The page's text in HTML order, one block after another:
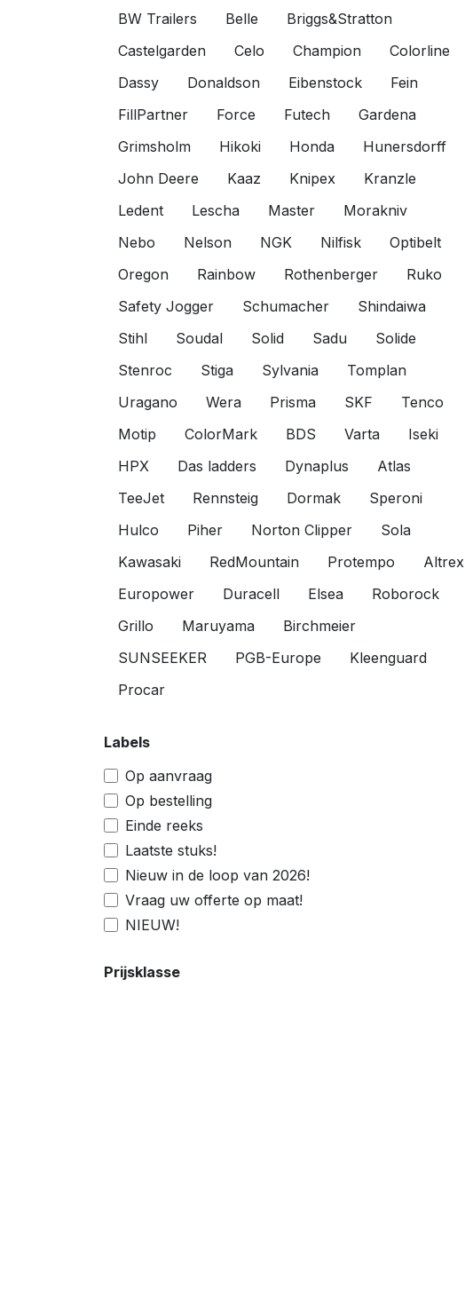
BW Trailers
Belle
Briggs&Stratton
Castelgarden
Celo Champion
Colorline
Dassy
Donaldson Eibenstock
Fein
FillPartner
Force Futech
Gardena
Grimsholm
Hikoki Honda
Hunersdorff
John Deere
Kaaz Knipex
Kranzle
Ledent
Lescha Master
Morakniv
Nebo
Nelson NGK Nilfisk
Optibelt
Oregon
Rainbow Rothenberger
Ruko
Safety Jogger
Schumacher
Shindaiwa
Stihl
Soudal Solid Sadu
Solide
Stenroc
Stiga Sylvania
Tomplan
Uragano
Wera Prisma SKF
Tenco
Motip
ColorMark BDS Varta
Iseki
HPX
Das ladders Dynaplus
Atlas
TeeJet
Rennsteig Dormak
Speroni
Hulco
Piher Norton Clipper
Sola
Kawasaki
RedMountain Protempo
Altrex
Europower
Duracell Elsea
Roborock
Grillo
Maruyama
Birchmeier
SUNSEEKER
PGB-Europe
Kleenguard
Procar
Labels
Op aanvraag
Op bestelling
Einde reeks
Laatste stuks!
Nieuw in de loop van 2026!
Vraag uw offerte op maat!
NIEUW!
Prijsklasse